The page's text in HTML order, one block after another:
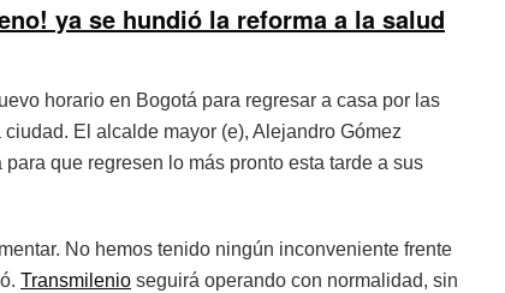
ya se hundió la reforma a la salud
horario en Bogotá para regresar a casa por las
El alcalde mayor (e), Alejandro Gómez
que regresen lo más pronto esta tarde a sus
No hemos tenido ningún inconveniente frente
Transmilenio seguirá operando con normalidad, sin